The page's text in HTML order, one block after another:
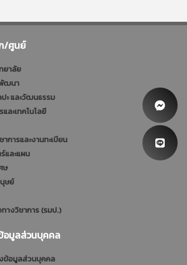
/ศูนย์
ยาลัย
ฒนา
ะ และวัฒนธรรม
ละเทคโนโลยี
การและงานทะเบียน
และแผน
ษ
ษย์
างวิชาการ (รมป.)
อมูลส่วนบุคคล
ข้อมูลส่วนบุคคล